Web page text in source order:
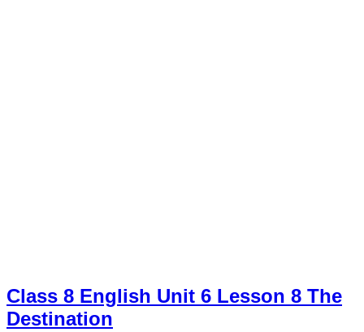
Class 8 English Unit 6 Lesson 8 The
Destination